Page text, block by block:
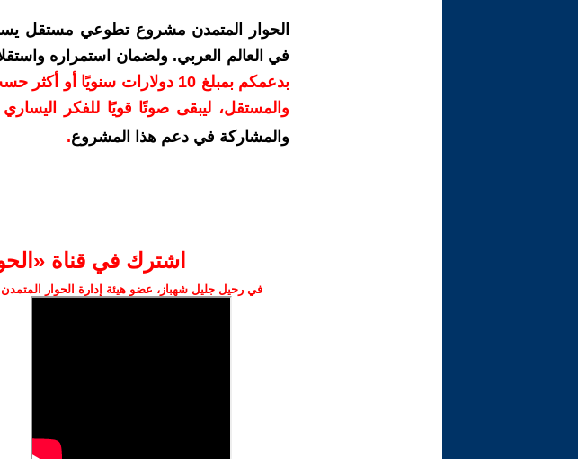
الحوار المتمدن مشروع تطوعي مستقل يسعى
في العالم العربي. ولضمان استمراره
بدعمكم بمبلغ 10 دولارات
والمستقل، ليبقى صوتًا قويًا للفكر
والمشاركة في دعم هذا المشروع.
اشترك في قناة
في رحيل جليل شهباز، عضو هيئة إدارة الحوار المتمدن